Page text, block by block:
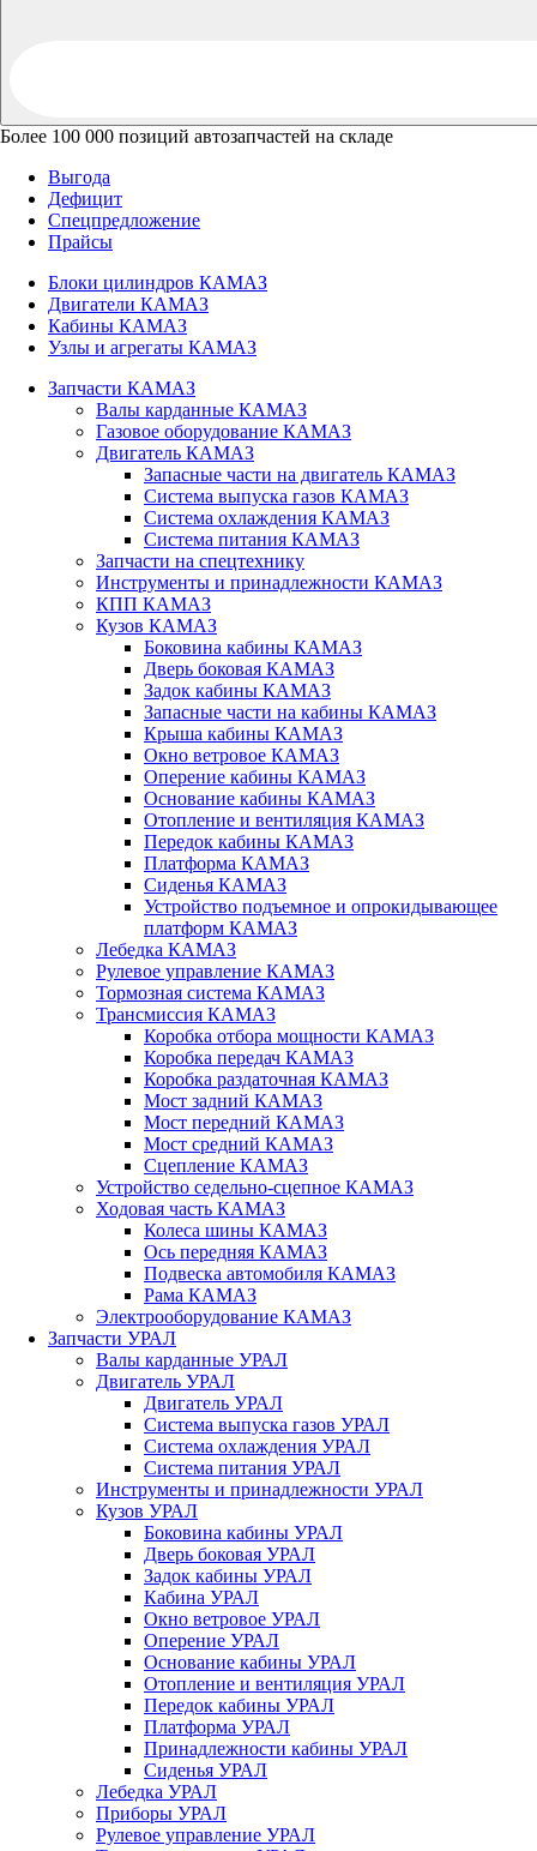
Более 100 000 позиций автозапчастей на складе
Выгода
Дефицит
Спецпредложение
Прайсы
Блоки цилиндров КАМАЗ
Двигатели КАМАЗ
Кабины КАМАЗ
Узлы и агрегаты КАМАЗ
Запчасти КАМАЗ
Валы карданные КАМАЗ
Газовое оборудование КАМАЗ
Двигатель КАМАЗ
Запасные части на двигатель КАМАЗ
Система выпуска газов КАМАЗ
Система охлаждения КАМАЗ
Система питания КАМАЗ
Запчасти на спецтехнику
Инструменты и принадлежности КАМАЗ
КПП КАМАЗ
Кузов КАМАЗ
Боковина кабины КАМАЗ
Дверь боковая КАМАЗ
Задок кабины КАМАЗ
Запасные части на кабины КАМАЗ
Крыша кабины КАМАЗ
Окно ветровое КАМАЗ
Оперение кабины КАМАЗ
Основание кабины КАМАЗ
Отопление и вентиляция КАМАЗ
Передок кабины КАМАЗ
Платформа КАМАЗ
Сиденья КАМАЗ
Устройство подъемное и опрокидывающее
платформ КАМАЗ
Лебедка КАМАЗ
Рулевое управление КАМАЗ
Тормозная система КАМАЗ
Трансмиссия КАМАЗ
Коробка отбора мощности КАМАЗ
Коробка передач КАМАЗ
Коробка раздаточная КАМАЗ
Мост задний КАМАЗ
Мост передний КАМАЗ
Мост средний КАМАЗ
Сцепление КАМАЗ
Устройство седельно-сцепное КАМАЗ
Ходовая часть КАМАЗ
Колеса шины КАМАЗ
Ось передняя КАМАЗ
Подвеска автомобиля КАМАЗ
Рама КАМАЗ
Электрооборудование КАМАЗ
Запчасти УРАЛ
Валы карданные УРАЛ
Двигатель УРАЛ
Двигатель УРАЛ
Система выпуска газов УРАЛ
Система охлаждения УРАЛ
Система питания УРАЛ
Инструменты и принадлежности УРАЛ
Кузов УРАЛ
Боковина кабины УРАЛ
Дверь боковая УРАЛ
Задок кабины УРАЛ
Кабина УРАЛ
Окно ветровое УРАЛ
Оперение УРАЛ
Основание кабины УРАЛ
Отопление и вентиляция УРАЛ
Передок кабины УРАЛ
Платформа УРАЛ
Принадлежности кабины УРАЛ
Сиденья УРАЛ
Лебедка УРАЛ
Приборы УРАЛ
Рулевое управление УРАЛ